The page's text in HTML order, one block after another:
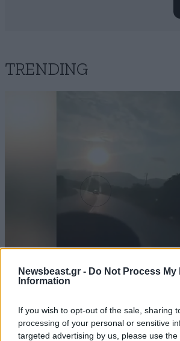
Newsbeast.gr - Do Not Process My
Information
If you wish to opt-out of the sale, sharing
processing of your personal or sensitive
targeted advertising by us, please use
TRENDING
ΕΛΛΑΔΑ07·08·2026 11:26
Βίντεο-ντοκουμέντο από το
στο αντίθετο ρεύμα – Ακαριαία
και μητέρα